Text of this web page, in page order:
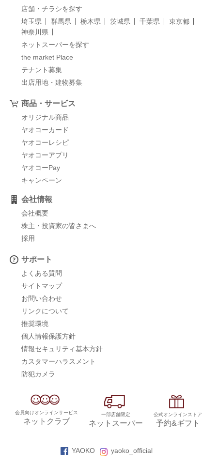
店舗・チラシを探す
埼玉県
群馬県 栃木県 茨城県 千葉県
東京都
神奈川県
ネットスーパーを探す
the market Place
テナント募集
出店用地・建物募集
商品・サービス
オリジナル商品
ヤオコーカード
ヤオコーレシピ
ヤオコーアプリ
ヤオコーPay
キャンペーン
会社情報
会社概要
株主・投資家の皆さまへ
採用
サポート
よくある質問
サイトマップ
お問い合わせ
リンクについて
推奨環境
個人情報保護方針
情報セキュリティ基本方針
カスタマーハラスメント
防犯カメラ
会員向けオンラインサービス
ネットクラブ
一部店舗限定
ネットスーパー
公式オンラインストア
予約&ギフト
YAOKO yaoko_official